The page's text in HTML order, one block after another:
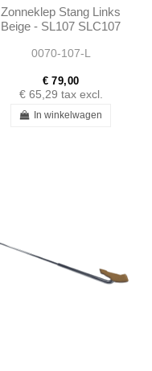
Zonneklep Stang Links
Beige - SL107 SLC107
0070-107-L
€ 79,00
€ 65,29 tax excl.
In winkelwagen